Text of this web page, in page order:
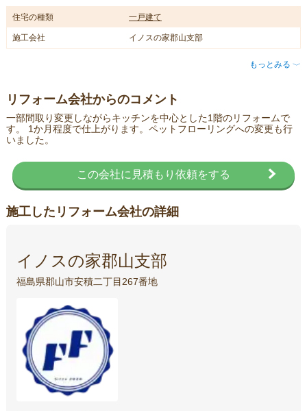
住宅の種類 一戸建て
施工会社 イノスの家郡山支部
もっとみる 〈
リフォーム会社からのコメント
一部間取り変更しながらキッチンを中心とした1階のリフォームで
す。 1か月程度で仕上がります。ペットフローリングへの変更も行
いました。
この会社に見積もり依頼をする
施工したリフォーム会社の詳細
イノスの家郡山支部
福島県郡山市安積二丁目267番地